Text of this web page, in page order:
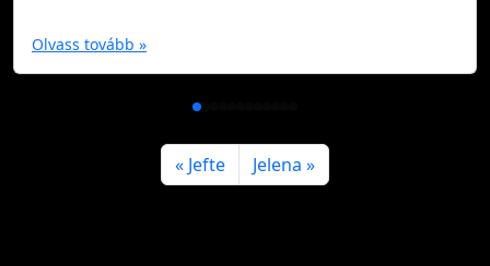
Olvass tovább »
Jefte Jelena